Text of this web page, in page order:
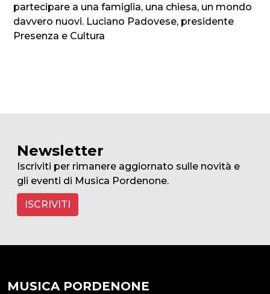
partecipare a una famiglia, una chiesa, un mondo
davvero nuovi. Luciano Padovese, presidente
Presenza e Cultura
Newsletter
Iscriviti per rimanere aggiornato sulle novità e
gli eventi di Musica Pordenone.
ISCRIVITI
MUSICA PORDENONE